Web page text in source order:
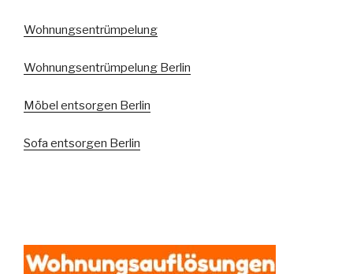
Wohnungsentrümpelung
Wohnungsentrümpelung Berlin
Möbel entsorgen Berlin
Sofa entsorgen Berlin